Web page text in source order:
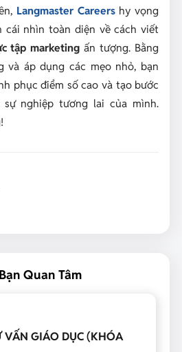
Langmaster Careers hy vọng
cái nhìn toàn diện về cách viết
tập marketing ấn tượng. Bằng
và áp dụng các mẹo nhỏ, bạn
phục điểm số cao và tạo bước
nghiệp tương lai của mình.
Quan Tâm
VẤN GIÁO DỤC (KHÓA